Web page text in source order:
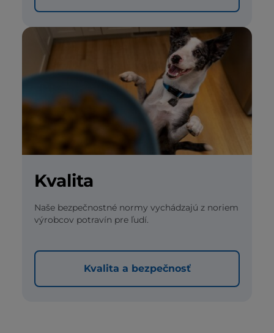
Kvalita
Naše bezpečnostné normy vychádzajú z noriem
výrobcov potravín pre ľudí.
Kvalita a bezpečnosť